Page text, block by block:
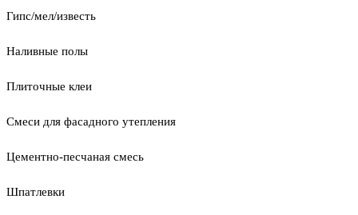
Гипс/мел/известь
Наливные полы
Плиточные клеи
Смеси для фасадного утепления
Цементно-песчаная смесь
Шпатлевки